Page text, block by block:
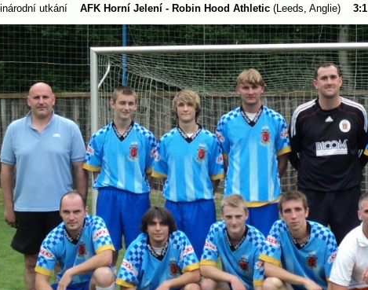
utkání AFK Horní Jelení - Robin Hood Athletic (Leeds, Anglie) 3:1